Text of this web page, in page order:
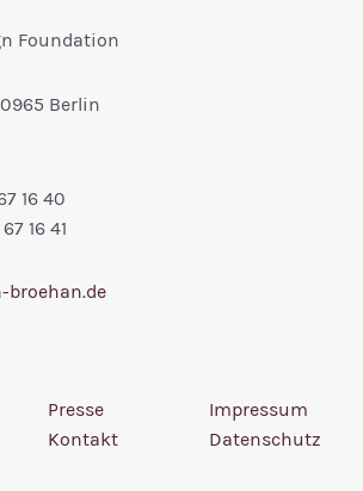
Foundation
Berlin
16 40
16 41
Presse
Kontakt
Impressum
Datenschutz